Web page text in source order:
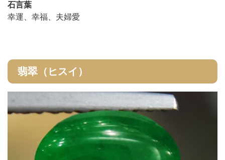
石言葉
幸運、幸福、夫婦愛
翡翠（ヒスイ）